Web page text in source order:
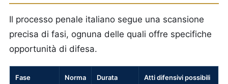
Il processo penale italiano segue una scansione
precisa di fasi, ognuna delle quali offre specifiche
opportunità di difesa.
Fase Norma
Durata
Atti difensivi possibili